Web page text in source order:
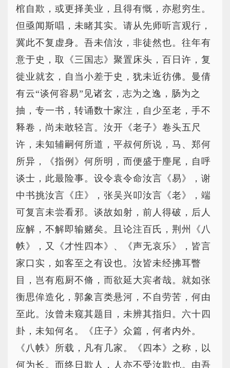
棺自欺，或更择美业，且得有慨，亦慰穷生。
但亟闻斯唱，未睹其实。请从先师听言观行，
冀此不复虚身。吾未信汝，非徒然也。往年有
意于史，取《三国志》聚置床头，百日许，复
徙业就玄，自当小差于史，犹未近彷佛。曼倩
有云“谈何容易”见诸玄，志为之逸，肠为之
抽，专一书，转诵数十家注，自少至老，手不
释卷，尚未敢轻言。汝开《老子》卷头五尺
许，未知辅嗣何所道，平叔何所说，马、郑何
所异，《指例》何所明，而便盛于麈尾，自呼
谈士，此最险事。设令袁令命汝言《易》，谢
中书挑汝言《庄》，张吴兴叩汝言《老》，端
可复言未尝看邪。谈故如射，前人得破，后人
应解，不解即输赌矣。且论注百氏，荆州《八
帙》，又《才性四本》、《声无哀乐》，皆言
家口实，如客至之有设也。汝皆未经拂耳瞥
目，岂有庖厨不脩，而欲延大宾者哉。就如张
衡思侔造化，郭象言类悬河，不自劳苦，何由
至此。汝曾未窥其题目，未辨其指归。六十四
卦，未知何名。《庄子》众篇，何者内外。
《八帙》所载，凡有几家。《四本》之称，以
何为长。而终日欺人，人亦不受汝欺也。由吾